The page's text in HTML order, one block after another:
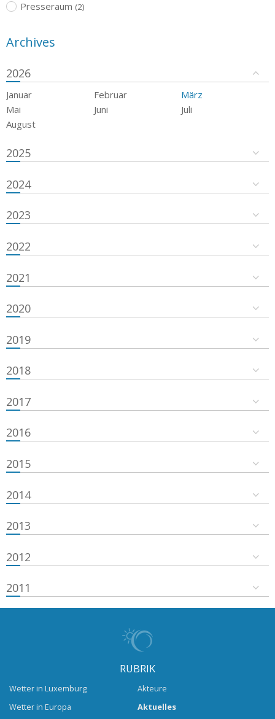
Presseraum (2)
Archives
2026
Januar Februar
März
Mai
Juni
Juli
August
2025
2024
2023
2022
2021
2020
2019
2018
2017
2016
2015
2014
2013
2012
2011
RUBRIK
Wetter in Luxemburg
Wetter in Europa
Akteure
Aktuelles